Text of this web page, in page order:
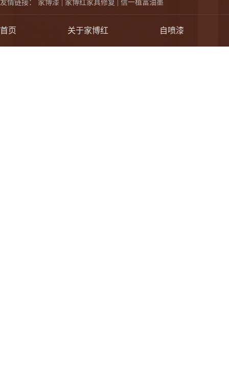
友情链接： 家博漆 | 家博红家具修复 | 信一植富油墨
首页 关于家博红 自喷漆